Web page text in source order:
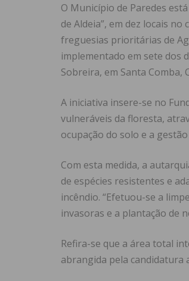
O Município de Paredes
de Aldeia”, em dez locais
freguesias prioritárias de
implementado em sete dos
Sobreira, em Santa Comba,
A iniciativa insere-se no
vulneráveis da floresta,
ocupação do solo e a
Com esta medida, a
de espécies resistentes e
incêndio. “Efetuou-se a
invasoras e a plantação de
Refira-se que a área total
abrangida pela candidatura